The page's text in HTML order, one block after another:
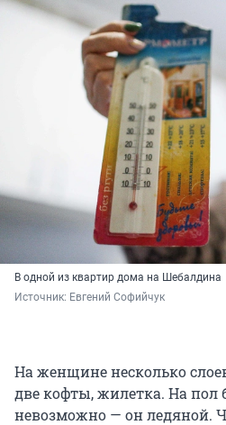
В одной из квартир дома на Шебалдина
Источник: Евгений Софийчук
На женщине несколько
две кофты, жилетка. На пол
невозможно — он ледяной.